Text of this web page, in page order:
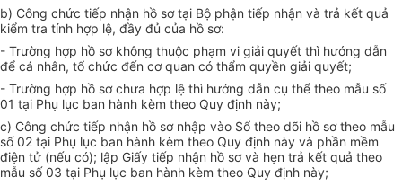
b) Công chức tiếp nhận hồ sơ tại Bộ phận tiếp nhận và trả kết quả
kiểm tra tính hợp lệ, đầy đủ của hồ sơ:
- Trường hợp hồ sơ không thuộc phạm vi giải quyết thì hướng dẫn
để cá nhân, tổ chức đến cơ quan có thẩm quyền giải quyết;
- Trường hợp hồ sơ chưa hợp lệ thì hướng dẫn cụ thể theo mẫu số
01 tại Phụ lục ban hành kèm theo Quy định này;
c) Công chức tiếp nhận hồ sơ nhập vào Sổ theo dõi hồ sơ theo mẫu
số 02 tại Phụ lục ban hành kèm theo Quy định này và phần mềm
điện tử (nếu có); lập Giấy tiếp nhận hồ sơ và hẹn trả kết quả theo
mẫu số 03 tại Phụ lục ban hành kèm theo Quy định này;